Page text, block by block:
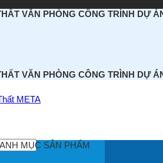
VĂN PHÒNG CÔNG TRÌNH DỰ
VĂN PHÒNG CÔNG TRÌNH DỰ
MỤC SẢN PHẨM